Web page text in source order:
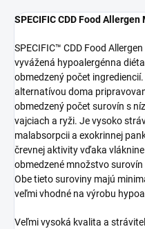
SPECIFIC CDD Food
SPECIFIC™ CDD Food
vyvážená hypoalergénna
obmedzený počet
alternatívou doma
obmedzený počet surovín s
vajciach a ryži. Je vysoko
malabsorpcii a exokrinnej
črevnej aktivity vďaka
obmedzené množstvo
Obe tieto suroviny majú
veľmi vhodné na výrobu
Veľmi vysoká kvalita a